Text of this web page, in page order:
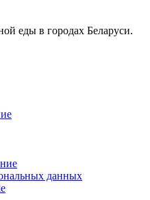
еды в городах Беларуси.
данных